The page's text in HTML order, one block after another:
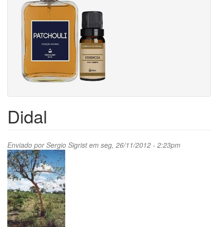
Didal
Enviado porSergio Sigristem seg, 26/11/2012 - 2:23pm